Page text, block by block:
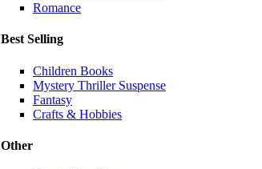
Romance
Best Selling
Children Books
Mystery Thriller Suspense
Fantasy
Crafts & Hobbies
Other